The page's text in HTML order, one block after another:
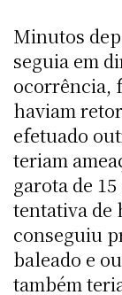
Minutos
seguia em
ocorrência,
haviam
efetuado
teriam
garota de
tentativa de
conseguiu
baleado e
também